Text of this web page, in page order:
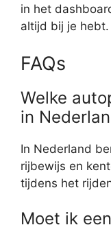
in het
altijd bij je hebt.
FAQs
Welke
in
In Nederland
rijbewijs en
tijdens het
Moet ik